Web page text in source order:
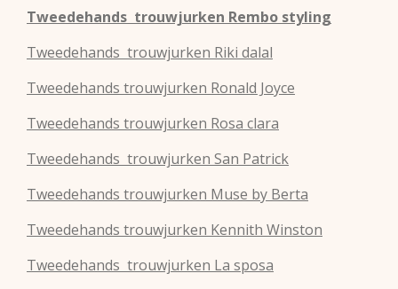
Tweedehands trouwjurken Rembo styling
Tweedehands trouwjurken Riki dalal
Tweedehands trouwjurken Ronald Joyce
Tweedehands trouwjurken Rosa clara
Tweedehands trouwjurken San Patrick
Tweedehands trouwjurken Muse by Berta
Tweedehands trouwjurken Kennith Winston
Tweedehands trouwjurken La sposa